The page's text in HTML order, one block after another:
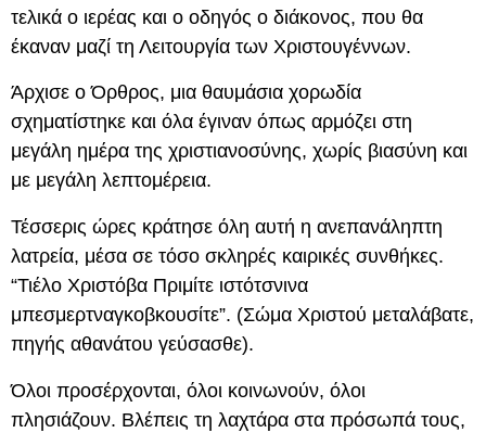
τελικά ο ιερέας και ο οδηγός ο διάκονος, που θα
έκαναν μαζί τη Λειτουργία των Χριστουγέννων.
Άρχισε ο Όρθρος, μια θαυμάσια χορωδία
σχηματίστηκε και όλα έγιναν όπως αρμόζει στη
μεγάλη ημέρα της χριστιανοσύνης, χωρίς βιασύνη και
με μεγάλη λεπτομέρεια.
Τέσσερις ώρες κράτησε όλη αυτή η ανεπανάληπτη
λατρεία, μέσα σε τόσο σκληρές καιρικές συνθήκες.
“Τιέλο Χριστόβα Πριμίτε ιστότσνινα
μπεσμερτναγκοβκουσίτε”. (Σώμα Χριστού μεταλάβατε,
πηγής αθανάτου γεύσασθε).
Όλοι προσέρχονται, όλοι κοινωνούν, όλοι
πλησιάζουν. Βλέπεις τη λαχτάρα στα πρόσωπά τους,